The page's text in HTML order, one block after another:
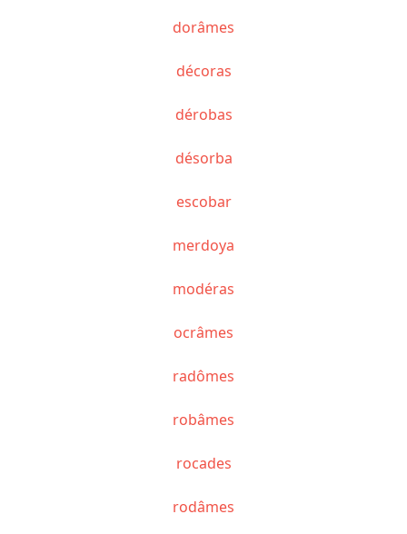
dorâmes
décoras
dérobas
désorba
escobar
merdoya
modéras
ocrâmes
radômes
robâmes
rocades
rodâmes